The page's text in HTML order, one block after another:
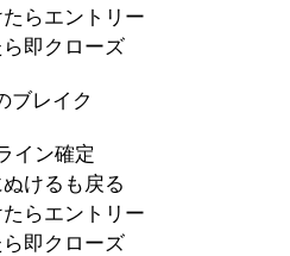
らエントリー
即クローズ
ブレイク
イン確定
けるも戻る
らエントリー
即クローズ